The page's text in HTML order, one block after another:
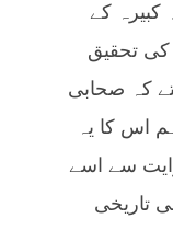
کے
کی تحقیق
کہ صحابی
اس کا یہ
سے اسے
تاریخی